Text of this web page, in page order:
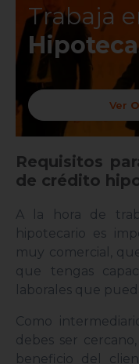
Trabaja
Ver
Requisitos
de crédito
A la hora de
hipotecario es
muy comercial,
que tengas
laborales que
Como
debes ser
beneficio del